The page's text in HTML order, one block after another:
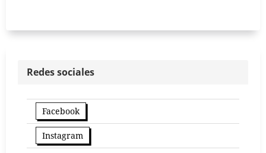
Redes sociales
Facebook
Instagram